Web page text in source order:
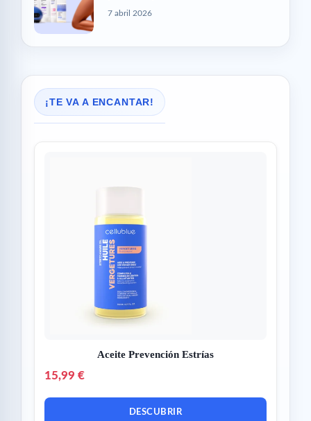
7 abril 2026
¡TE VA A ENCANTAR!
Aceite Prevención Estrías
15,99 €
DESCUBRIR